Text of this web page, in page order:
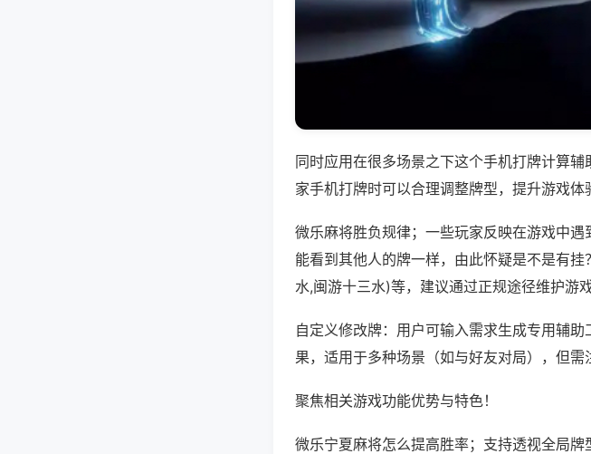
同时应用在很多场景之下这个手机打牌计算
家手机打牌时可以合理调整牌型，提升游戏体
微乐麻将胜负规律；一些玩家反映在游戏中
能看到其他人的牌一样，由此怀疑是不是有
水,闽游十三水)等，建议通过正规途径维护游戏
自定义修改牌：用户可输入需求生成专用辅
果，适用于多种场景（如与好友对局），但需
聚焦相关游戏功能优势与特色！
微乐宁夏麻将怎么提高胜率；支持透视全局